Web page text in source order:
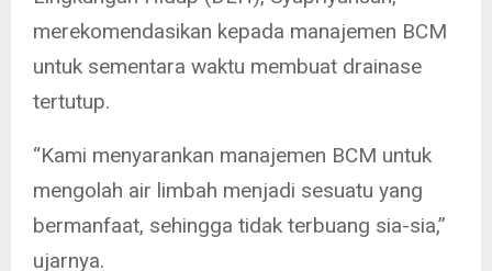
merekomendasikan kepada manajemen BCM
untuk sementara waktu membuat drainase
tertutup.
“Kami menyarankan manajemen BCM untuk
mengolah air limbah menjadi sesuatu yang
bermanfaat, sehingga tidak terbuang sia-sia,”
ujarnya.